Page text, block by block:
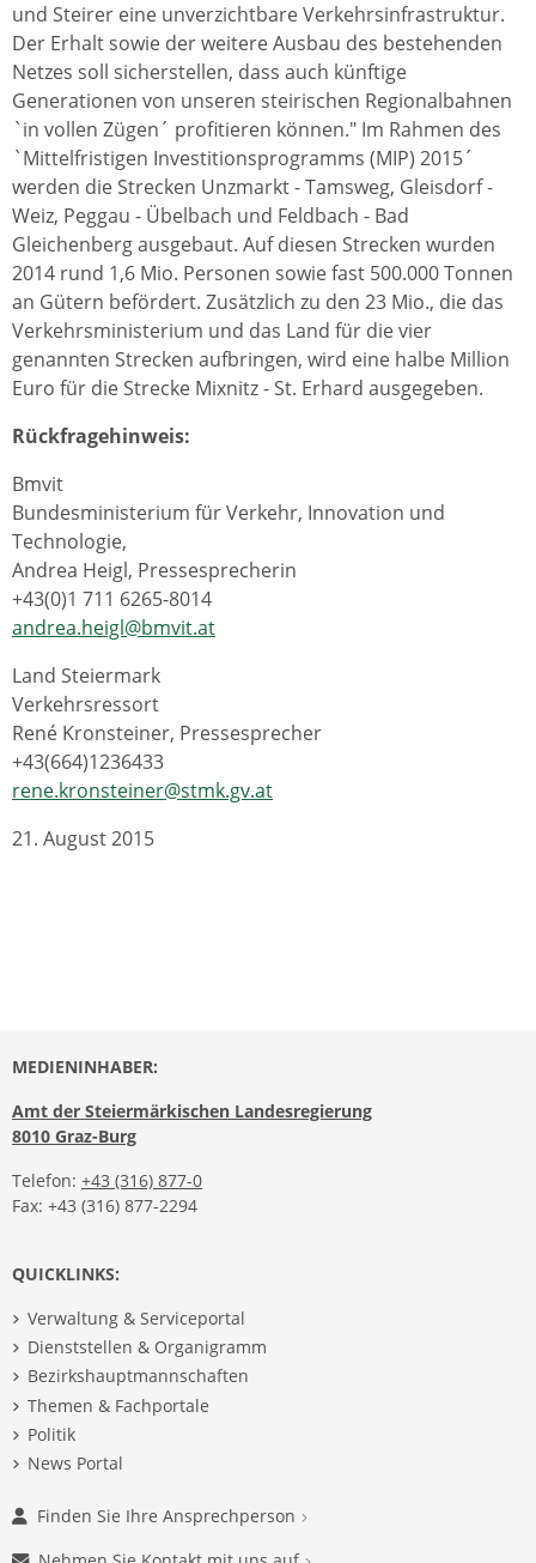
und Steirer eine unverzichtbare Verkehrsinfrastruktur.
Der Erhalt sowie der weitere Ausbau des bestehenden
Netzes soll sicherstellen, dass auch künftige
Generationen von unseren steirischen Regionalbahnen
`in vollen Zügen´ profitieren können." Im Rahmen des
`Mittelfristigen Investitionsprogramms (MIP) 2015´
werden die Strecken Unzmarkt - Tamsweg, Gleisdorf -
Weiz, Peggau - Übelbach und Feldbach - Bad
Gleichenberg ausgebaut. Auf diesen Strecken wurden
2014 rund 1,6 Mio. Personen sowie fast 500.000 Tonnen
an Gütern befördert. Zusätzlich zu den 23 Mio., die das
Verkehrsministerium und das Land für die vier
genannten Strecken aufbringen, wird eine halbe Million
Euro für die Strecke Mixnitz - St. Erhard ausgegeben.
Rückfragehinweis:
Bmvit
Bundesministerium für Verkehr, Innovation und
Technologie,
Andrea Heigl, Pressesprecherin
+43(0)1 711 6265-8014
andrea.heigl@bmvit.at
Land Steiermark
Verkehrsressort
René Kronsteiner, Pressesprecher
+43(664)1236433
rene.kronsteiner@stmk.gv.at
21. August 2015
MEDIENINHABER:
Amt der Steiermärkischen Landesregierung
8010 Graz-Burg
Telefon: +43 (316) 877-0
Fax: +43 (316) 877-2294
QUICKLINKS:
Verwaltung & Serviceportal
Dienststellen & Organigramm
Bezirkshauptmannschaften
Themen & Fachportale
Politik
News Portal
Finden Sie Ihre Ansprechperson